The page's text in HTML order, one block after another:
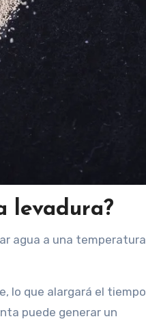
levadura?
agua a una temperatura
lo que alargará el tiempo
puede generar un